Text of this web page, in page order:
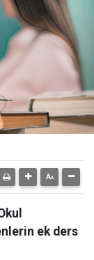
ek ders